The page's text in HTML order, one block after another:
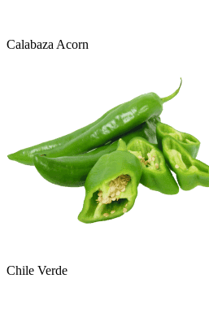
Calabaza Acorn
Chile Verde